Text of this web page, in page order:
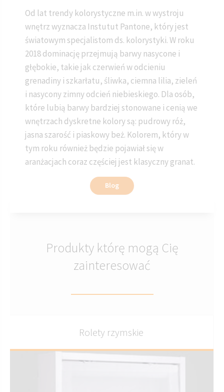
Od lat trendy kolorystyczne m.in. w wystroju
wnętrz wyznacza Instutut Pantone, który jest
światowym specjalistom ds. kolorystyki. W roku
2018 dominację przejmują barwy nasycone i
głębokie, takie jak czerwień w odcieniu
grenadiny i szkarłatu, śliwka, ciemna lilia, zieleń
i nasycony zimny odcień niebieskiego. Dla osób,
które lubią barwy bardziej stonowane i cenią we
wnętrzach dyskretne kolory są: pudrowy róż,
jasna szarość i piaskowy beż. Kolorem, który w
tym roku również będzie pojawiał się w
aranżacjach coraz częściej jest klasyczny granat.
Blog
Produkty którę mogą Cię
zainteresować
Rolety rzymskie